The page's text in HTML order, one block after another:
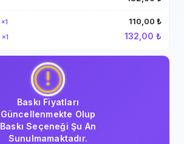
×1 110,00 ₺
×1 132,00 ₺
Baskı Fiyatları
Güncellenmekte Olup
Baskı Seçeneği Şu An
Sunulmamaktadır.